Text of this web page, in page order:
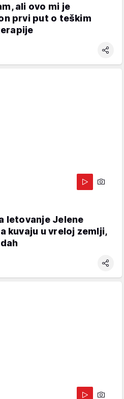
ali ovo mi je
prvi put o teškim
letovanje Jelene
kuvaju u vreloj zemlji,